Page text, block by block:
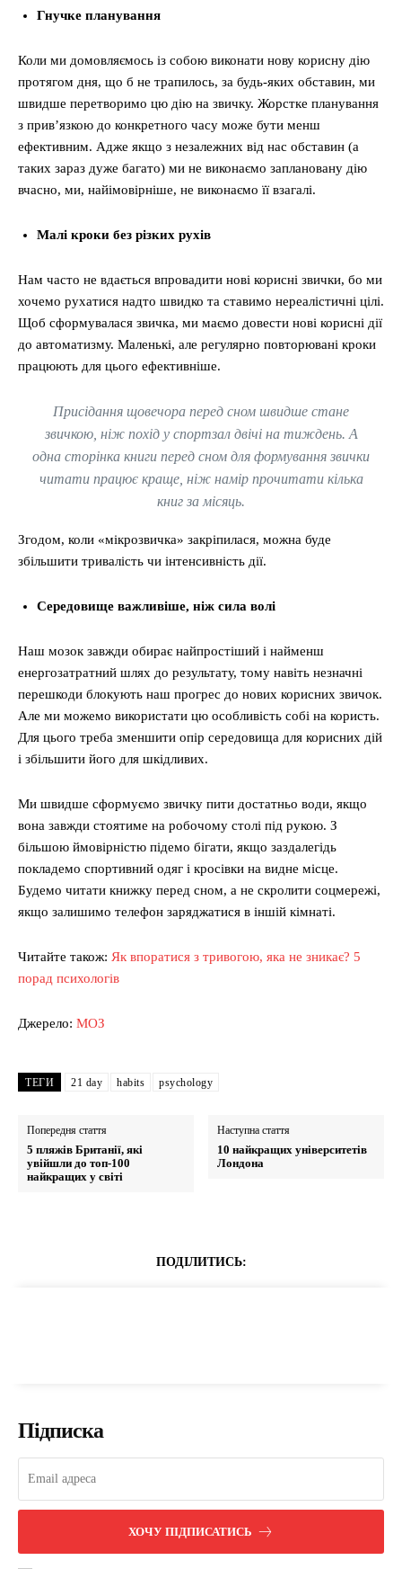
Гнучке планування
Коли ми домовляємось із собою виконати нову корисну дію
протягом дня, що б не трапилось, за будь-яких обставин, ми
швидше перетворимо цю дію на звичку. Жорстке планування
з привʼязкою до конкретного часу може бути менш
ефективним. Адже якщо з незалежних від нас обставин (а
таких зараз дуже багато) ми не виконаємо заплановану дію
вчасно, ми, найімовірніше, не виконаємо її взагалі.
Малі кроки без різких рухів
Нам часто не вдається впровадити нові корисні звички, бо ми
хочемо рухатися надто швидко та ставимо нереалістичні цілі.
Щоб сформувалася звичка, ми маємо довести нові корисні дії
до автоматизму. Маленькі, але регулярно повторювані кроки
працюють для цього ефективніше.
Присідання щовечора перед сном швидше стане
звичкою, ніж похід у спортзал двічі на тиждень. А
одна сторінка книги перед сном для формування звички
читати працює краще, ніж намір прочитати кілька
книг за місяць.
Згодом, коли «мікрозвичка» закріпилася, можна буде
збільшити тривалість чи інтенсивність дії.
Середовище важливіше, ніж сила волі
Наш мозок завжди обирає найпростіший і найменш
енергозатратний шлях до результату, тому навіть незначні
перешкоди блокують наш прогрес до нових корисних звичок.
Але ми можемо використати цю особливість собі на користь.
Для цього треба зменшити опір середовища для корисних дій
і збільшити його для шкідливих.
Ми швидше сформуємо звичку пити достатньо води, якщо
вона завжди стоятиме на робочому столі під рукою. З
більшою ймовірністю підемо бігати, якщо заздалегідь
покладемо спортивний одяг і кросівки на видне місце.
Будемо читати книжку перед сном, а не скролити соцмережі,
якщо залишимо телефон заряджатися в іншій кімнаті.
Читайте також: Як впоратися з тривогою, яка не зникає? 5
порад психологів
Джерело: МОЗ
ТЕГИ 21 day habits psychology
Попередня стаття
5 пляжів Британії, які
увійшли до топ-100
найкращих у світі
Наступна стаття
10 найкращих університетів
Лондона
ПОДІЛИТИСЬ:
Підписка
ХОЧУ ПІДПИСАТИСЬ